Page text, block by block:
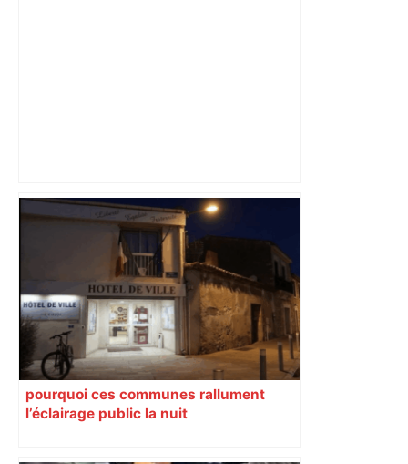
Municipales 2026 à Toulouse : voiture,
métro et train encombrent la campagne
électorale – – Le Mans.maville.com
pourquoi ces communes rallument
l’éclairage public la nuit